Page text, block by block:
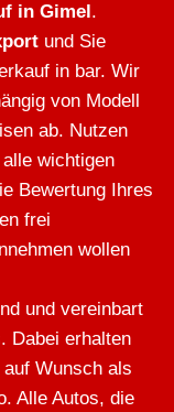
in Gimel.
und Sie
in bar. Wir
von Modell
ab. Nutzen
wichtigen
Bewertung Ihres
frei
wollen
und vereinbart
Dabei erhalten
Wunsch als
Alle Autos, die